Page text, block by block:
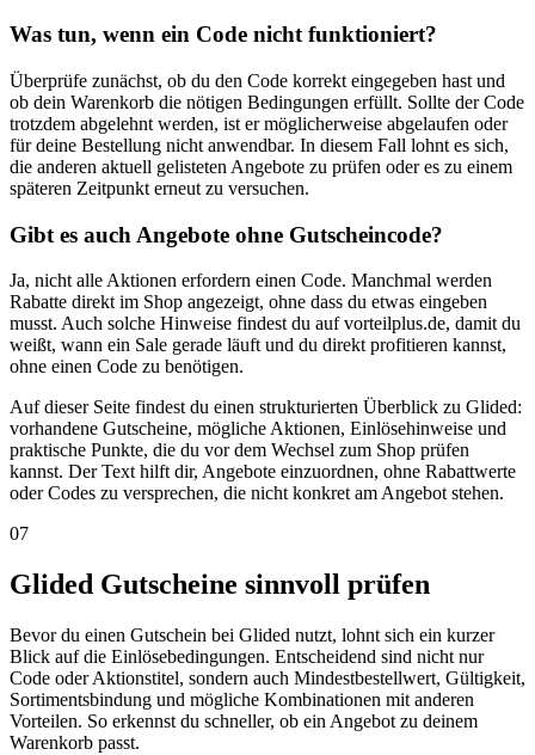
Was tun, wenn ein Code nicht funktioniert?
Überprüfe zunächst, ob du den Code korrekt eingegeben hast und
ob dein Warenkorb die nötigen Bedingungen erfüllt. Sollte der Code
trotzdem abgelehnt werden, ist er möglicherweise abgelaufen oder
für deine Bestellung nicht anwendbar. In diesem Fall lohnt es sich,
die anderen aktuell gelisteten Angebote zu prüfen oder es zu einem
späteren Zeitpunkt erneut zu versuchen.
Gibt es auch Angebote ohne Gutscheincode?
Ja, nicht alle Aktionen erfordern einen Code. Manchmal werden
Rabatte direkt im Shop angezeigt, ohne dass du etwas eingeben
musst. Auch solche Hinweise findest du auf vorteilplus.de, damit du
weißt, wann ein Sale gerade läuft und du direkt profitieren kannst,
ohne einen Code zu benötigen.
Auf dieser Seite findest du einen strukturierten Überblick zu Glided:
vorhandene Gutscheine, mögliche Aktionen, Einlösehinweise und
praktische Punkte, die du vor dem Wechsel zum Shop prüfen
kannst. Der Text hilft dir, Angebote einzuordnen, ohne Rabattwerte
oder Codes zu versprechen, die nicht konkret am Angebot stehen.
07
Glided Gutscheine sinnvoll prüfen
Bevor du einen Gutschein bei Glided nutzt, lohnt sich ein kurzer
Blick auf die Einlösebedingungen. Entscheidend sind nicht nur
Code oder Aktionstitel, sondern auch Mindestbestellwert, Gültigkeit,
Sortimentsbindung und mögliche Kombinationen mit anderen
Vorteilen. So erkennst du schneller, ob ein Angebot zu deinem
Warenkorb passt.